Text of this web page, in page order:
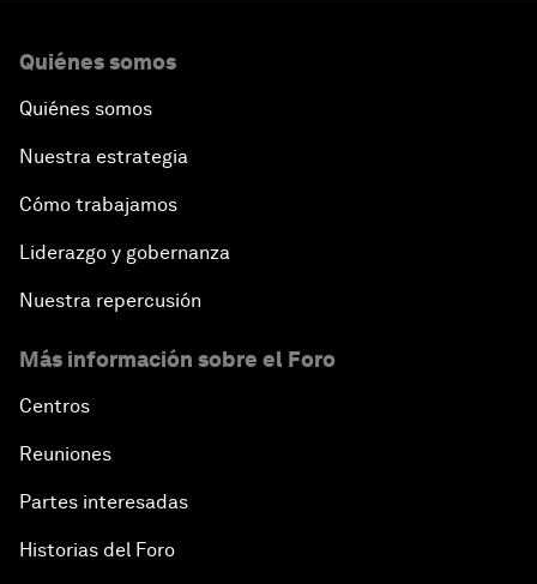
Quiénes somos
Quiénes somos
Nuestra estrategia
Cómo trabajamos
Liderazgo y gobernanza
Nuestra repercusión
Más información sobre el Foro
Centros
Reuniones
Partes interesadas
Historias del Foro